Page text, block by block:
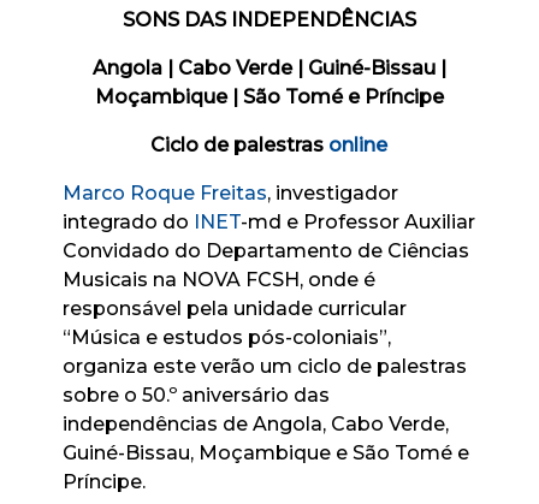
SONS DAS INDEPENDÊNCIAS
Angola | Cabo Verde | Guiné-Bissau |
Moçambique | São Tomé e Príncipe
Ciclo de palestras online
Marco Roque Freitas, investigador
integrado do INET-md e Professor Auxiliar
Convidado do Departamento de Ciências
Musicais na NOVA FCSH, onde é
responsável pela unidade curricular
“Música e estudos pós-coloniais”,
organiza este verão um ciclo de palestras
sobre o 50.º aniversário das
independências de Angola, Cabo Verde,
Guiné-Bissau, Moçambique e São Tomé e
Príncipe.